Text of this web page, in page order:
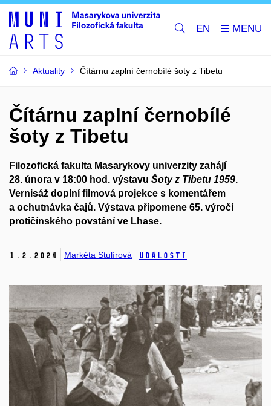
EN
Aktuality Čítárnu zaplní černobílé šoty z Tibetu
Čítárnu zaplní černobílé
šoty z Tibetu
Filozofická fakulta Masarykovy univerzity zahájí
28. února v 18:00 hod. výstavu Šoty z Tibetu 1959.
Vernisáž doplní filmová projekce s komentářem
a ochutnávka čajů. Výstava připomene 65. výročí
protičínského povstání ve Lhase.
1. 2. 2024 Markéta Stulírová Události